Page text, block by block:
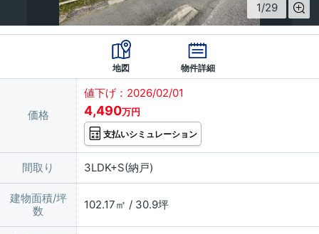
1/29
地図 物件詳細
価格
値下げ：2026/02/01
4,490万円
支払いシミュレーション
間取り 3LDK+S(納戸)
建物面積/坪
数
102.17㎡ / 30.9坪